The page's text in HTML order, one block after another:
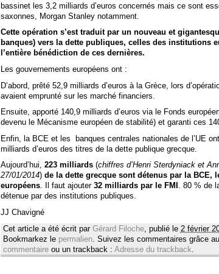
bassinet les 3,2 milliards d’euros concernés mais ce sont
saxonnes, Morgan Stanley notamment.
Cette opération s’est traduit par un nouveau et
banques) vers la dette publiques, celles des institutions
l’entière bénédiction de ces dernières.
Les gouvernements européens ont :
D’abord, prêté 52,9 milliards d’euros à la Grèce, lors
avaient emprunté sur les marché financiers.
Ensuite, apporté 140,9 milliards d’euros via le Fonds
devenu le Mécanisme européen de stabilité) et garanti ces
Enfin, la BCE et les banques centrales nationales de l’UE
milliards d’euros des titres de la dette publique grecque.
Aujourd’hui, 223 milliards(chiffres d’Henri Sterdyniack et
27/01/2014) de la dette grecque sont détenus par la BCE,
européens. Il faut ajouter 32 milliards par le FMI . 80 % de
détenue par des institutions publiques.
JJ Chavigné
Cet article a été écrit par Gérard Filoche, publié le 2 février
Bookmarkez le permalien. Suivez les commentaires grâce au
commentaireou un trackback : Adresse du trackback